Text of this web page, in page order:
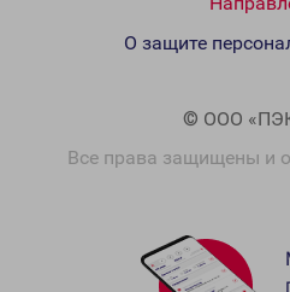
© ООО
Все права защищены и
О защите